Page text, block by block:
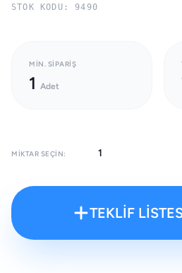
STOK KODU: 9490
MIN. SIPARIŞ
1 Adet
MIKTAR SEÇIN:
TEKLİF